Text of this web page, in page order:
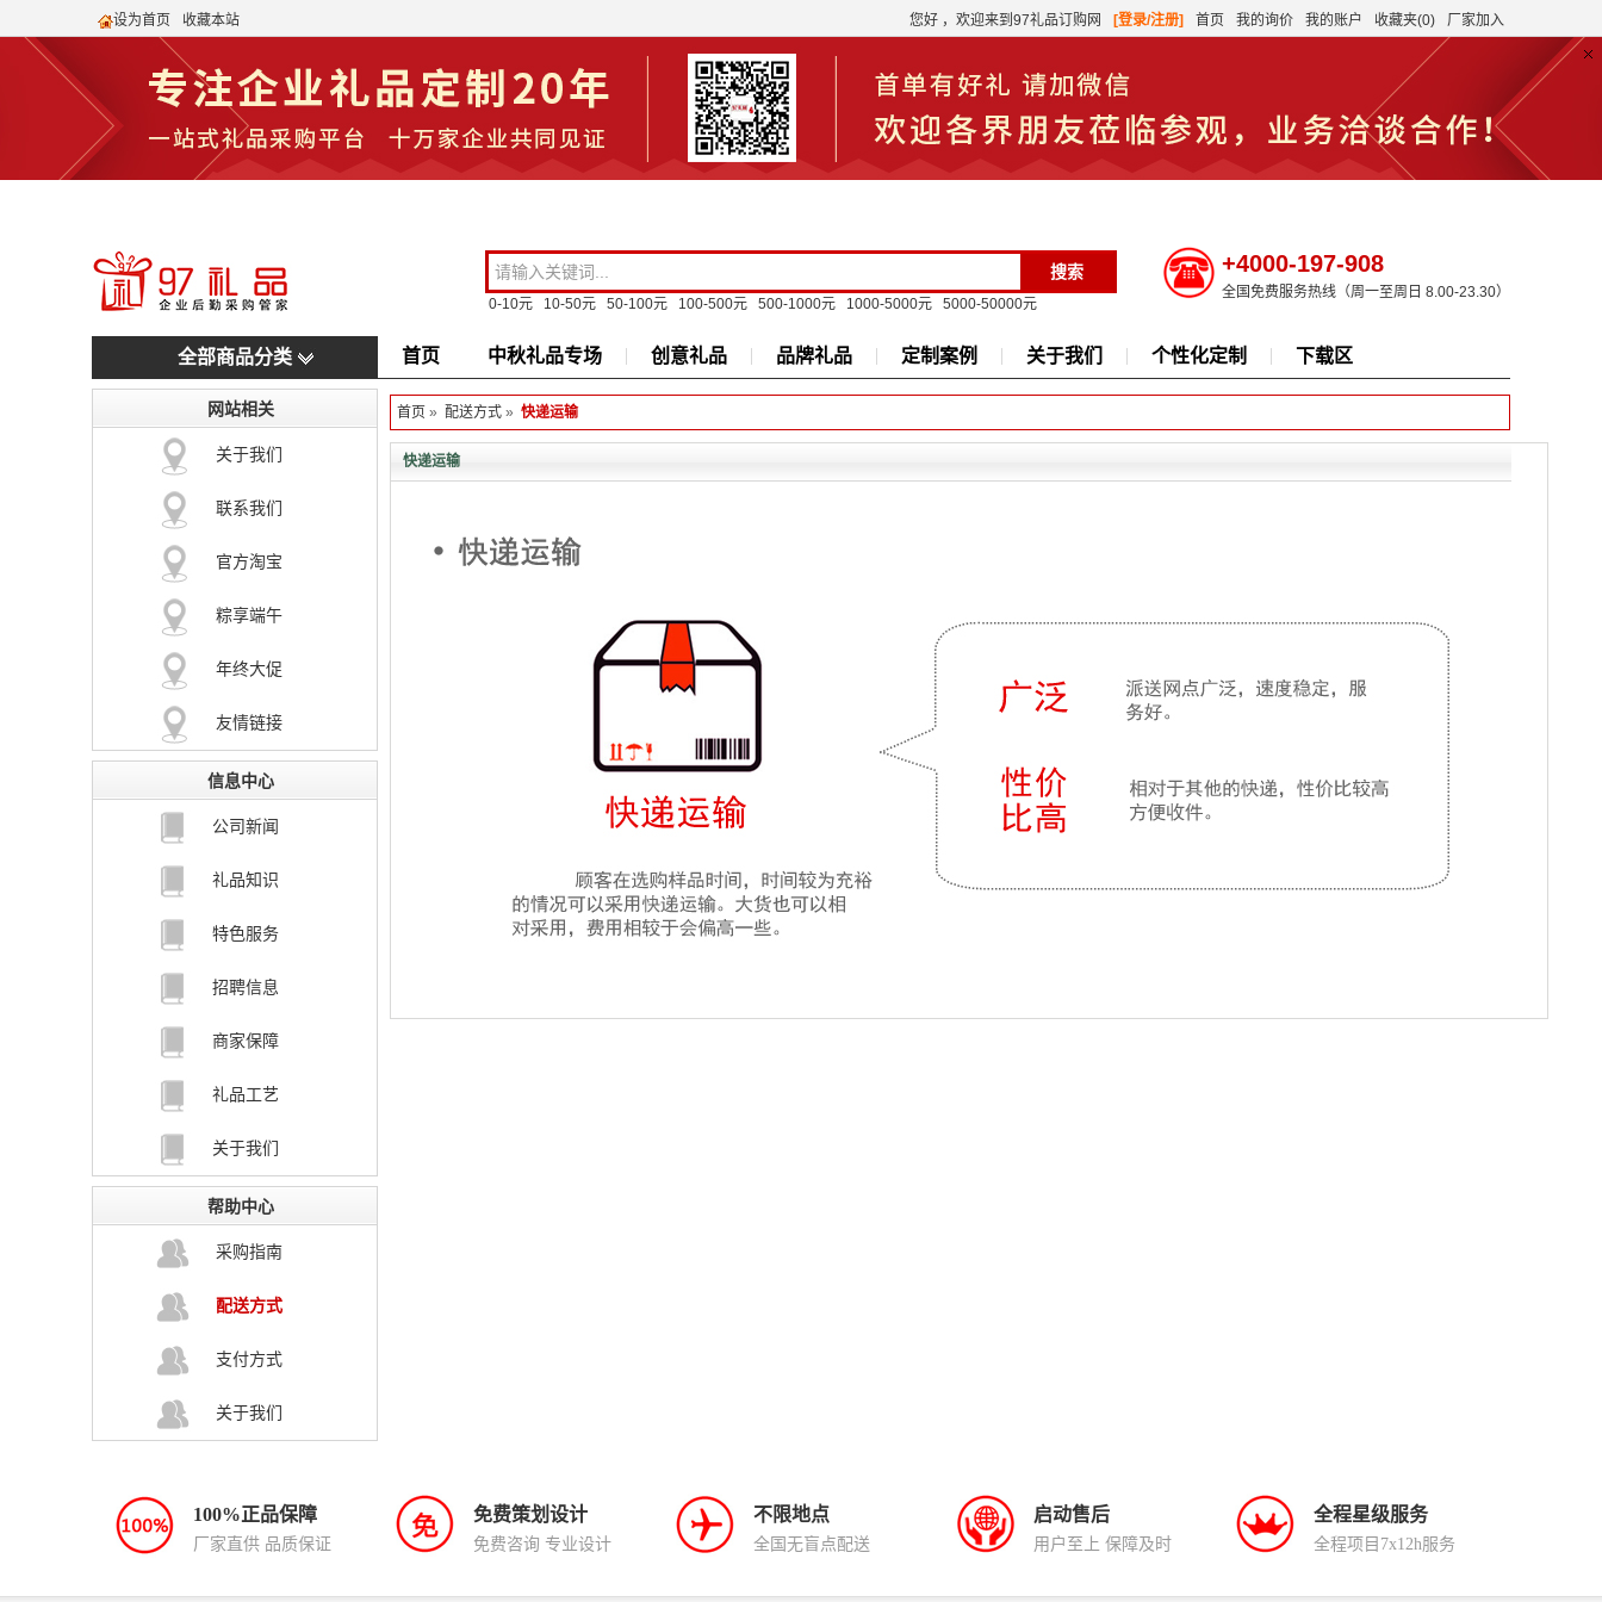
设为首页 收藏本站 您好 ，欢迎来到97礼品订购网 [登录/注册] 首页 我的询价 我的账户 收藏夹(0) 厂家加入
0-10元 10-50元 50-100元 100-500元 500-1000元 1000-5000元 5000-50000元
+4000-197-908
全国免费服务热线（周一至周日 8.00-23.30）
首页 中秋礼品专场 创意礼品 品牌礼品 定制案例 关于我们 个性化定制 下载区
全部商品分类
网站相关
关于我们
联系我们
官方淘宝
粽享端午
年终大促
友情链接
信息中心
公司新闻
礼品知识
特色服务
招聘信息
商家保障
礼品工艺
关于我们
帮助中心
采购指南
配送方式
支付方式
关于我们
首页 » 配送方式 » 快递运输
快递运输
100%正品保障
厂家直供 品质保证
免费策划设计
免费咨询 专业设计
不限地点
全国无盲点配送
启动售后
用户至上 保障及时
全程星级服务
全程项目7x12h服务